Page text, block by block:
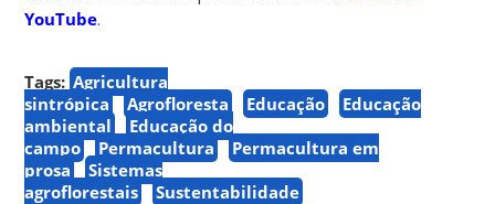
YouTube.
Tags: Agricultura
sintrópica
Agrofloresta Educação
Educação
ambiental
Educação do
campo
Permacultura
Permacultura em
prosa
Sistemas
agroflorestais
Sustentabilidade